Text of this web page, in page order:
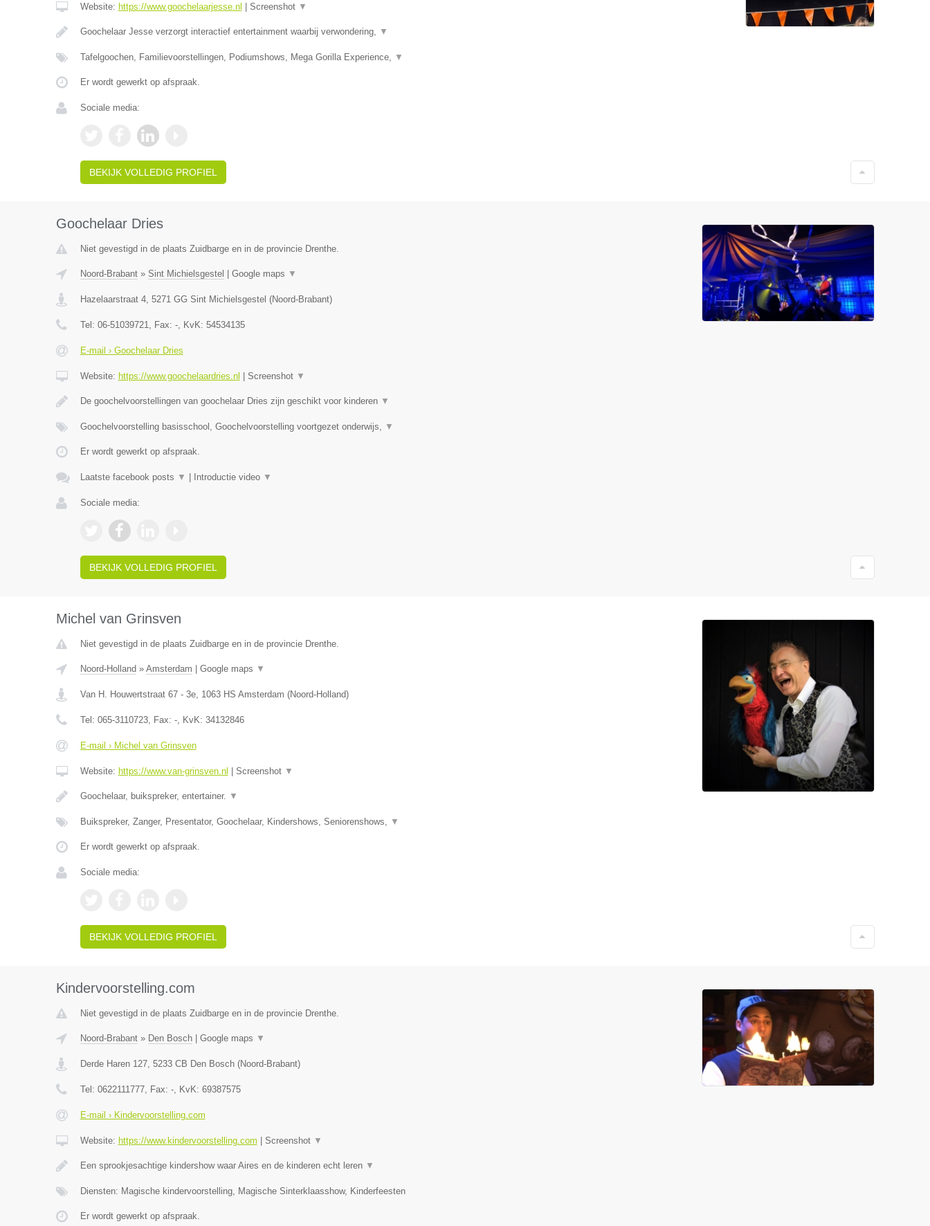
Website: https://www.goochelaarjesse.nl Screenshot ▼
Goochelaar Jesse verzorgt interactief entertainment waarbij verwondering, ▼
Tafelgoochen, Familievoorstellingen, Podiumshows, Mega Gorilla Experience, ▼
Er wordt gewerkt op afspraak.
Sociale media:
BEKIJK VOLLEDIG PROFIEL
Goochelaar Dries
Niet gevestigd in de plaats Zuidbarge en in de provincie Drenthe.
Noord-Brabant» Sint Michielsgestel Google maps ▼
Hazelaarstraat 4, 5271 GG Sint Michielsgestel (Noord-Brabant)
Tel: 06-51039721, Fax: -, KvK: 54534135
E-mail › Goochelaar Dries
Website: https://www.goochelaardries.nl Screenshot ▼
De goochelvoorstellingen van goochelaar Dries zijn geschikt voor kinderen ▼
Goochelvoorstelling basisschool, Goochelvoorstelling voortgezet onderwijs, ▼
Er wordt gewerkt op afspraak.
Laatste facebook posts ▼ Introductie video ▼
Sociale media:
BEKIJK VOLLEDIG PROFIEL
Michel van Grinsven
Niet gevestigd in de plaats Zuidbarge en in de provincie Drenthe.
Noord-Holland » Amsterdam Google maps ▼
Van H. Houwertstraat 67 - 3e, 1063 HS Amsterdam (Noord-Holland)
Tel: 065-3110723, Fax: -, KvK: 34132846
E-mail › Michel van Grinsven
Website: https://www.van-grinsven.nl Screenshot ▼
Goochelaar, buikspreker, entertainer. ▼
Buikspreker, Zanger, Presentator, Goochelaar, Kindershows, Seniorenshows, ▼
Er wordt gewerkt op afspraak.
Sociale media:
BEKIJK VOLLEDIG PROFIEL
Kindervoorstelling.com
Niet gevestigd in de plaats Zuidbarge en in de provincie Drenthe.
Noord-Brabant» Den Bosch| Google maps ▼
Derde Haren 127, 5233 CB Den Bosch(Noord-Brabant)
Tel: 0622111777, Fax: -, KvK: 69387575
E-mail › Kindervoorstelling.com
Website: https://www.kindervoorstelling.com Screenshot ▼
Een sprookjesachtige kindershow waar Aires en de kinderen echt leren ▼
Diensten: Magische kindervoorstelling, Magische Sinterklaasshow, Kinderfeesten
Er wordt gewerkt op afspraak.